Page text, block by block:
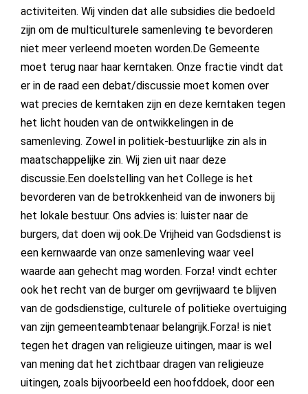
activiteiten. Wij vinden dat alle subsidies die bedoeld
zijn om de multiculturele samenleving te bevorderen
niet meer verleend moeten worden.De Gemeente
moet terug naar haar kerntaken. Onze fractie vindt dat
er in de raad een debat/discussie moet komen over
wat precies de kerntaken zijn en deze kerntaken tegen
het licht houden van de ontwikkelingen in de
samenleving. Zowel in politiek-bestuurlijke zin als in
maatschappelijke zin. Wij zien uit naar deze
discussie.Een doelstelling van het College is het
bevorderen van de betrokkenheid van de inwoners bij
het lokale bestuur. Ons advies is: luister naar de
burgers, dat doen wij ook.De Vrijheid van Godsdienst is
een kernwaarde van onze samenleving waar veel
waarde aan gehecht mag worden. Forza! vindt echter
ook het recht van de burger om gevrijwaard te blijven
van de godsdienstige, culturele of politieke overtuiging
van zijn gemeenteambtenaar belangrijk.Forza! is niet
tegen het dragen van religieuze uitingen, maar is wel
van mening dat het zichtbaar dragen van religieuze
uitingen, zoals bijvoorbeeld een hoofddoek, door een